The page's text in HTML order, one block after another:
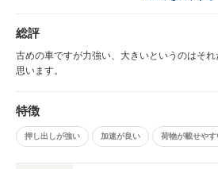
ですが違う車を運転した後だとかなり違和感が
基づいているらしいのですが私を含め家族は
のほうがスピードを認識しやすくそれでいて見
総評
古めの車ですが力強い、大きいというのはそ
思います。
特徴
押し出しが強い 加速が良い 荷物が載せやす